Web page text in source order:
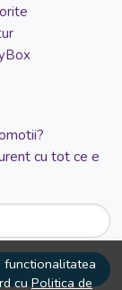
functionalitatea
cuPolitica de
cu tot ce e